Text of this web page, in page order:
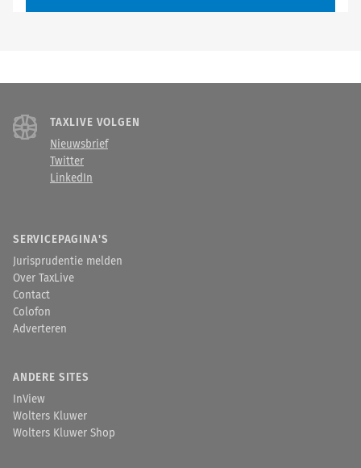
TAXLIVE VOLGEN
Nieuwsbrief
Twitter
LinkedIn
SERVICEPAGINA'S
Jurisprudentie melden
Over TaxLive
Contact
Colofon
Adverteren
ANDERE SITES
InView
Wolters Kluwer
Wolters Kluwer Shop